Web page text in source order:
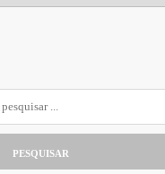
PESQUISAR